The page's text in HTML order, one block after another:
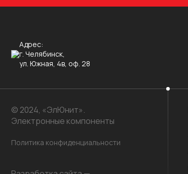
Адрес:
г. Челябинск,
ул. Южная, 4в, оф. 28
© 2024, «ЭлЮнит».
Электронные компоненты
Политика конфиденциальности